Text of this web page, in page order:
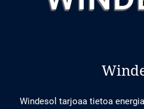
Windesol tarjoaa tietoa